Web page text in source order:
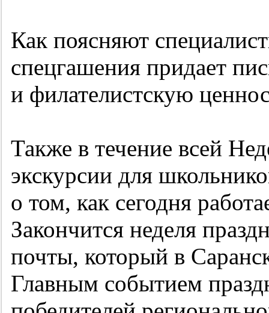
Как поясняют
спецгашения придает
и филателистскую
Также в течение всей
экскурсии для
о том, как сегодня
Закончится неделя
почты, который в
Главным событием